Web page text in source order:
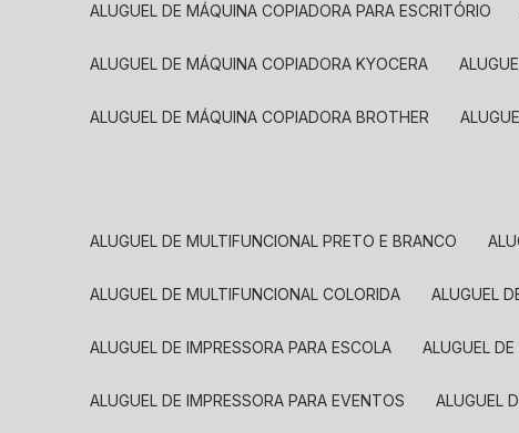
ALUGUEL DE MÁQUINA COPIADORA PARA ESCRITÓRIO
ALUGUEL DE MÁQUINA COPIADORA KYOCERA
ALUGUEL DE MÁQUINA COPIADORA BROTHER
ALUGUEL DE MULTIFUNCIONAL PRETO E BRANCO
ALUGUEL DE MULTIFUNCIONAL COLORIDA ALUGUEL
ALUGUEL DE IMPRESSORA PARA ESCOLA ALUGUEL
ALUGUEL DE IMPRESSORA PARA EVENTOS ALUGUEL